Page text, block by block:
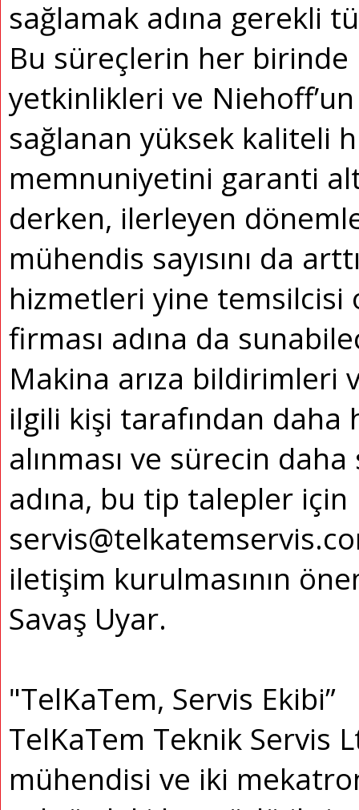
sağlamak adına gerekli
Bu süreçlerin her
yetkinlikleri ve
sağlanan yüksek kaliteli
memnuniyetini garanti
derken, ilerleyen
mühendis sayısını da
hizmetleri yine temsilcisi
firması adına da
Makina arıza bildirimleri
ilgili kişi tarafından daha
alınması ve sürecin
adına, bu tip talepler için
iletişim kurulmasının
Savaş Uyar.
"TelKaTem, Servis Ekibi”
TelKaTem Teknik Servis
mühendisi ve iki